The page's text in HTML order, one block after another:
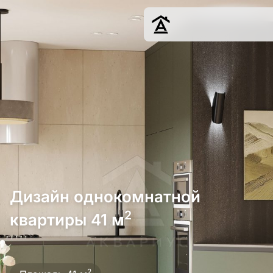
Наши работы
О нас
г. Краснодар
8 (861) 945-12-
34
Обсудить
Дизайн однокомнатной
квартиры 41 м2